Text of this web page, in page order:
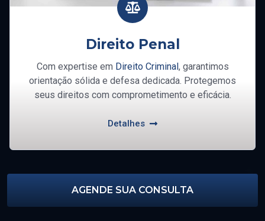
Direito Penal
Com expertise em Direito Criminal , garantimos
orientação sólida e defesa dedicada. Protegemos
seus direitos com comprometimento e eficácia.
Detalhes
AGENDE SUA CONSULTA